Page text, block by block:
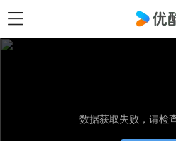
数据获取失败，请检